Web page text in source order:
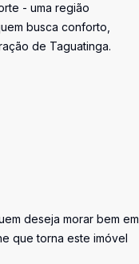
- uma região
busca conforto,
de Taguatinga.
deseja morar bem em
que torna este imóvel